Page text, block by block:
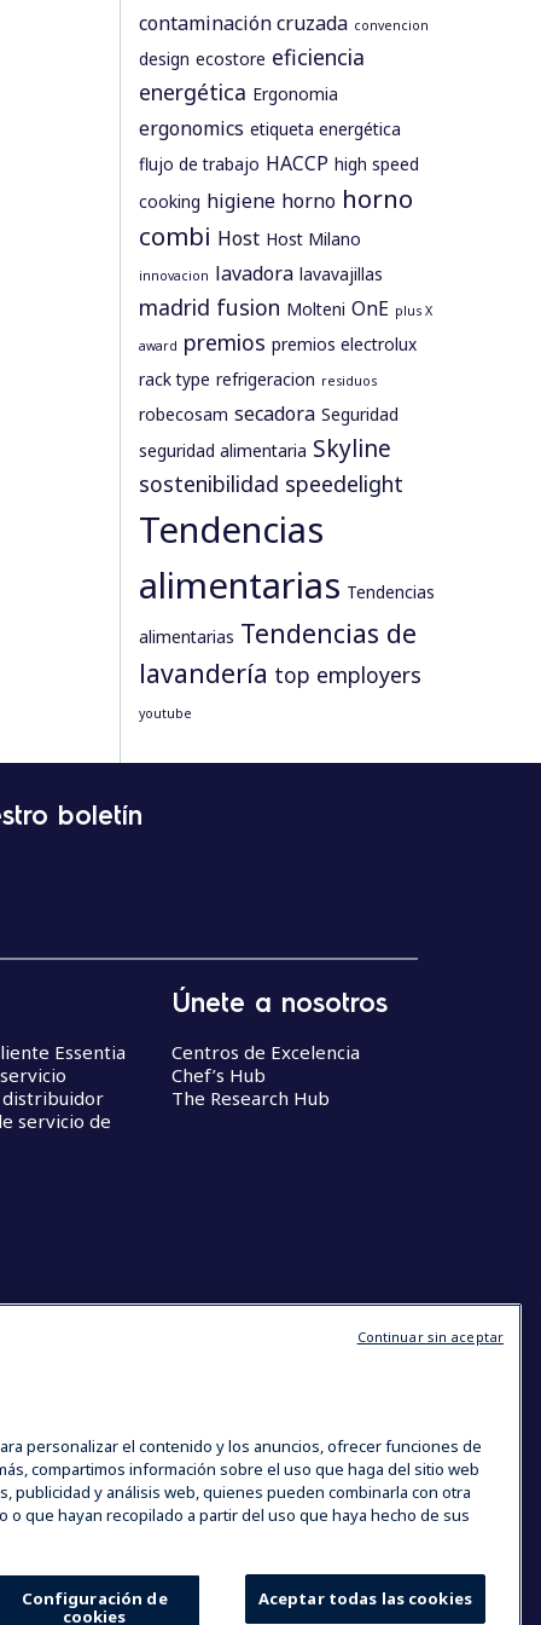
contaminación cruzada convencion
design ecostore eficiencia
energética Ergonomia
ergonomics etiqueta energética
flujo de trabajo HACCP high speed
cooking higiene horno horno
combi Host Host Milano
innovacion lavadora lavavajillas
madrid fusion Molteni OnE plus X
award premios premios electrolux
rack type refrigeracion residuos
robecosam secadora Seguridad
seguridad alimentaria Skyline
sostenibilidad speedelight
Tendencias
alimentarias Tendencias
alimentarias Tendencias de
lavandería top employers
youtube
boletín
Essentia
distribuidor
servicio de
Únete a nosotros
Centros de Excelencia
Chef’s Hub
The Research Hub
personalizar el contenido y los anuncios, ofrecer funciones de
compartimos información sobre el uso que haga del sitio web
publicidad y análisis web, quienes pueden combinarla con otra
que hayan recopilado a partir del uso que haya hecho de sus
Aceptar todas las cookies
Configuración de
cookies
Continuar sin aceptar